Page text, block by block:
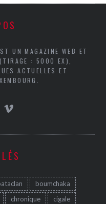
UN MAGAZINE WEB ET
: 5000 EX),
ACTUELLES ET
boumchaka
chronique
cigale